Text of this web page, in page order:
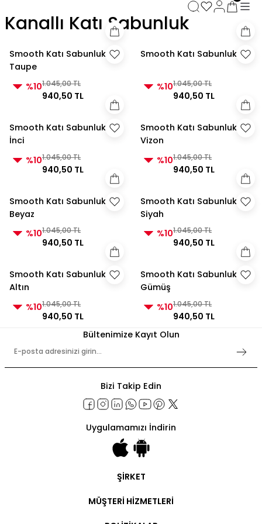
3000 TL ve Üzeri Alışverişlerde Kargo Bedava! 2
3000 TL ve Üzeri Alışverişlerde Kargo Bedava!
3000 TL ve Üzeri Alışverişlerde Kargo Bedava!
Kanallı Katı Sabunluk
Smooth Katı Sabunluk
Taupe
%101.045,00 TL
940,50 TL
Smooth Katı Sabunluk Gri
%101.045,00 TL
940,50 TL
Smooth Katı Sabunluk
İnci
%101.045,00 TL
940,50 TL
Smooth Katı Sabunluk
Vizon
%101.045,00 TL
940,50 TL
Smooth Katı Sabunluk
Beyaz
%101.045,00 TL
940,50 TL
Smooth Katı Sabunluk
Siyah
%101.045,00 TL
940,50 TL
Smooth Katı Sabunluk
Altın
%101.045,00 TL
940,50 TL
Smooth Katı Sabunluk
Gümüş
%101.045,00 TL
940,50 TL
Bültenimize Kayıt Olun
Bizi Takip Edin
Uygulamamızı İndirin
ŞİRKET
Hakkımızda
MÜŞTERİ HİZMETLERİ